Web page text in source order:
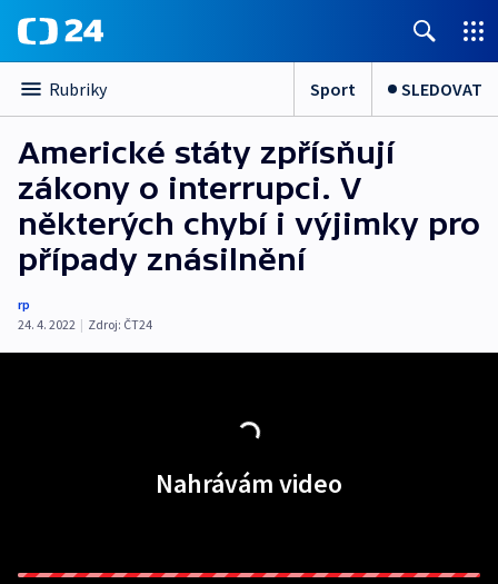
Rubriky Sport SLEDOVAT
Americké státy zpřísňují
zákony o interrupci. V
některých chybí i výjimky pro
případy znásilnění
rp
24. 4. 2022 | Zdroj: ČT24
Nahrávám video